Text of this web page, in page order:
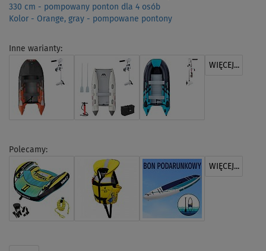
330 cm - pompowany ponton dla 4 osób
Kolor - Orange, gray - pompowane pontony
Inne warianty:
WIĘCEJ...
Polecamy:
WIĘCEJ...